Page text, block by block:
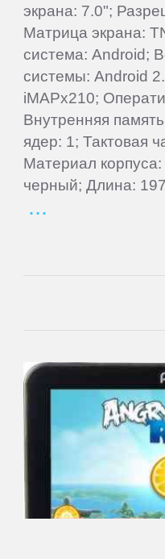
экрана: 7.0";
Матрица экрана:
система: Android;
системы: Android
iMAPx210;
Внутренняя
ядер: 1; Тактовая
Материал корпуса:
черный; Длина:
Sitemap
ПЛАНШЕТЫ
3Q
4Good
Acer
Alcatel
Archos
Armix